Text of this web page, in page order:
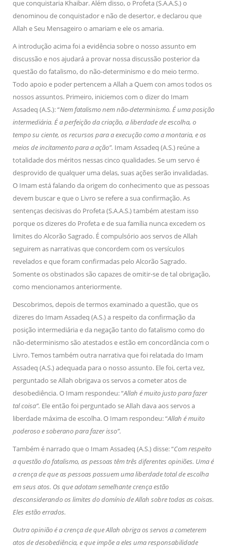
que conquistaria Khaibar. Além disso, o Profeta (S.A.A.S.) o
denominou de conquistador e não de desertor, e declarou que
Allah e Seu Mensageiro o amariam e ele os amaria.
A introdução acima foi a evidência sobre o nosso assunto em
discussão e nos ajudará a provar nossa discussão posterior da
questão do fatalismo, do não-determinismo e do meio termo.
Todo apoio e poder pertencem a Allah a Quem con amos todos os
nossos assuntos. Primeiro, iniciemos com o dizer do Imam
Assadeq (A.S.): “Nem fatalismo nem não-determinismo. É uma posição
intermediária. É a perfeição da criação, a liberdade de escolha, o
tempo su ciente, os recursos para a execução como a montaria, e os
meios de incitamento para a ação”. Imam Assadeq (A.S.) reúne a
totalidade dos méritos nessas cinco qualidades. Se um servo é
desprovido de qualquer uma delas, suas ações serão invalidadas.
O Imam está falando da origem do conhecimento que as pessoas
devem buscar e que o Livro se refere a sua confirmação. As
sentenças decisivas do Profeta (S.A.A.S.) também atestam isso
porque os dizeres do Profeta e de sua família nunca excedem os
limites do Alcorão Sagrado. É compulsório aos servos de Allah
seguirem as narrativas que concordem com os versículos
revelados e que foram confirmadas pelo Alcorão Sagrado.
Somente os obstinados são capazes de omitir-se de tal obrigação,
como mencionamos anteriormente.
Descobrimos, depois de termos examinado a questão, que os
dizeres do Imam Assadeq (A.S.) a respeito da confirmação da
posição intermediária e da negação tanto do fatalismo como do
não-determinismo são atestados e estão em concordância com o
Livro. Temos também outra narrativa que foi relatada do Imam
Assadeq (A.S.) adequada para o nosso assunto. Ele foi, certa vez,
perguntado se Allah obrigava os servos a cometer atos de
desobediência. O Imam respondeu: “Allah é muito justo para fazer
tal coisa”. Ele então foi perguntado se Allah dava aos servos a
liberdade máxima de escolha. O Imam respondeu: “Allah é muito
poderoso e soberano para fazer isso”.
Também é narrado que o Imam Assadeq (A.S.) disse: “Com respeito
a questão do fatalismo, as pessoas têm três diferentes opiniões. Uma é
a crença de que as pessoas possuem uma liberdade total de escolha
em seus atos. Os que adotam semelhante crença estão
desconsiderando os limites do domínio de Allah sobre todas as coisas.
Eles estão errados.
Outra opinião é a crença de que Allah obriga os servos a cometerem
atos de desobediência, e que impõe a eles uma responsabilidade